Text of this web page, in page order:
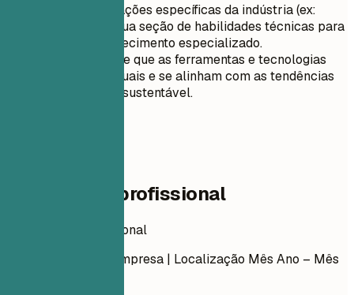
Inclua certificações específicas da indústria (ex:
LEED AP) na sua seção de habilidades técnicas para
destacar conhecimento especializado.
Certifique-se de que as ferramentas e tecnologias
listadas são atuais e se alinham com as tendências
de arquitetura sustentável.
Experiência profissional
Experiência profissional
| Nome da Empresa | Localização Mês Ano – Mês